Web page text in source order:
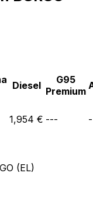
Diesel
G95
Premium
1,954 € ---
(EL)